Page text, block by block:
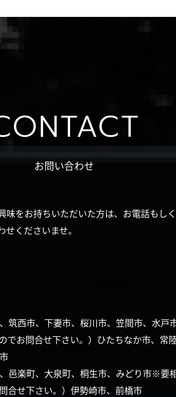
お問い合わせ
味をお持ちいただいた方は、お電話もし
くださいませ。
筑西市、下妻市、桜川市、笠間市、水戸
でお問合せ下さい。）ひたちなか市、常
邑楽町、大泉町、桐生市、みどり市※要
合せ下さい。）伊勢崎市、前橋市